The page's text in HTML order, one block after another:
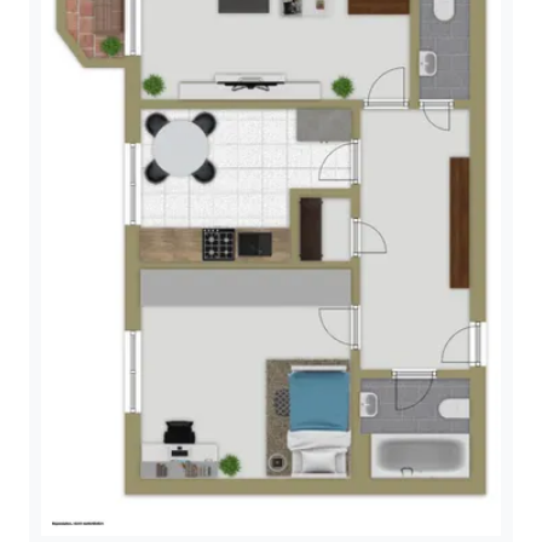
renditestarken Neuvermietung
Marktgegebenheiten. Bis zum
Auszug des Mieters beträgt die
jährliche Kaltmiete (ab dem
01.06.) insgesamt 5.520 € nach
erfolgter 15%iger
Mieterhöhung. Zusätzlich
gehört eine Garage zur
Immobilie, welche weitere
jährliche Einnahmen in Höhe
von 600 € generiert. Das
monatliche Hausgeld inklusive
Rücklagen beläuft sich auf ca.
Die gepflegte Wohnanlage, die